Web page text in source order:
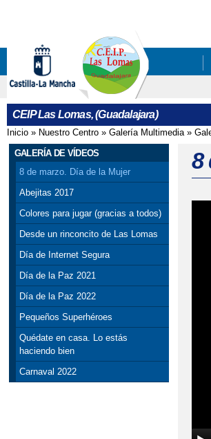
CEIP Las Lomas, (Guadalajara)
Se encuentra usted aquí
Inicio » Nuestro Centro » Galería Multimedia»
GALERÍA DE VÍDEOS
8 de marzo. Día de la Mujer
Abejitas 2017
Colores para jugar (gracias a todos)
Desde un rinconcito de Las Lomas
Día de Internet Segura
Día de la Paz 2021
Día de la Paz 2022
Pequeños Superhéroes
Quédate en casa. Lo estás
haciendo bien
Carnaval 2022
8